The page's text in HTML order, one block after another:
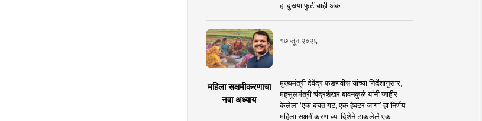
हा दुसर्‍या फुटीचाही अंक ..
१७ जून २०२६
महिला सक्षमीकरणाचा
नवा अध्याय
मुख्यमंत्री देवेंद्र फडणवीस यांच्या निर्देशानुसार,
महसूलमंत्री चंद्रशेखर बावनकुळे यांनी जाहीर
केलेला ‘एक बचत गट, एक हेक्टर जागा’ हा निर्णय
महिला सक्षमीकरणाच्या दिशेने टाकलेले एक